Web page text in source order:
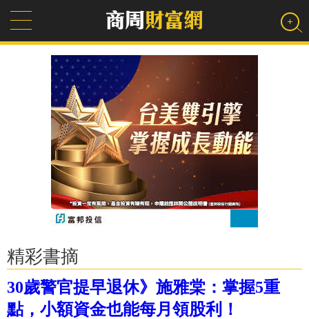
精彩書摘
30歲警官提早退休》施雅棠：掌握5重
點，小額資金也能每月領股利！